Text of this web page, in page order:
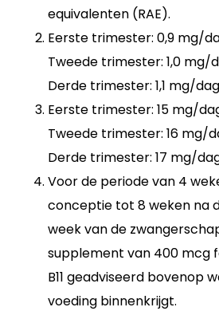
equivalenten (RAE).
Eerste trimester: 0,9 mg/
Tweede trimester: 1,0 mg/
Derde trimester: 1,1 mg/dag
Eerste trimester: 15 mg/
Tweede trimester: 16 mg/
Derde trimester: 17 mg/
Voor de periode van 4
conceptie tot 8 weken na
week van de
supplement van 400 mcg
B11 geadviseerd bovenop
voeding binnenkrijgt.